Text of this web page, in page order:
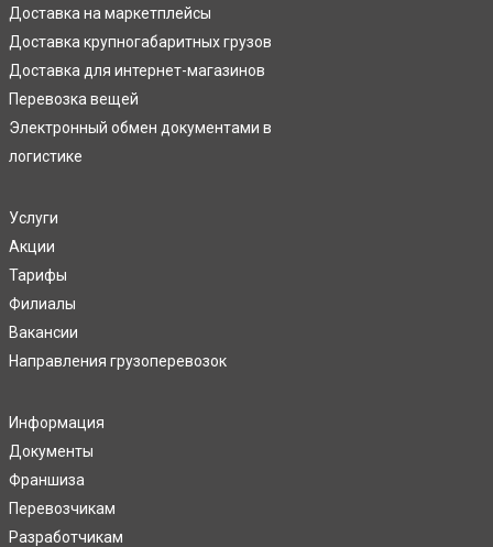
Доставка на маркетплейсы
Доставка крупногабаритных грузов
Доставка для интернет-магазинов
Перевозка вещей
Электронный обмен документами в
логистике
Услуги
Акции
Тарифы
Филиалы
Вакансии
Направления грузоперевозок
Информация
Документы
Франшиза
Перевозчикам
Разработчикам